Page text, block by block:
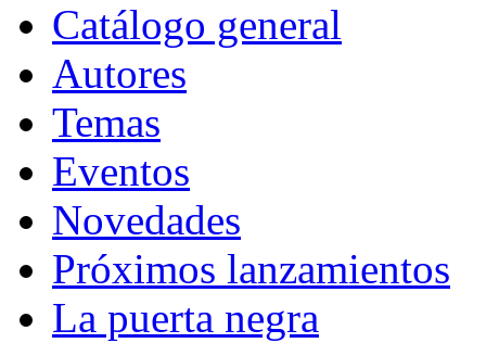
Catálogo general
Autores
Temas
Eventos
Novedades
Próximos lanzamientos
La puerta negra